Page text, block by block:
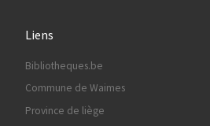
Liens
Bibliotheques.be
Commune de Waimes
Province de liège